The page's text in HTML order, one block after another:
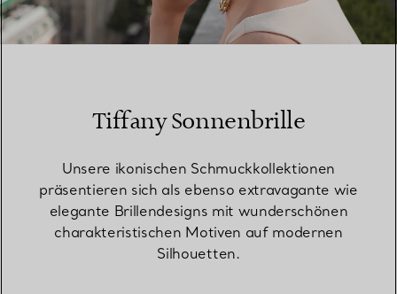
00:09 / 00:15
Tiffany Sonnenbrille
Unsere ikonischen Schmuckkollektionen
präsentieren sich als ebenso extravagante wie
elegante Brillendesigns mit wunderschönen
charakteristischen Motiven auf modernen
Silhouetten.